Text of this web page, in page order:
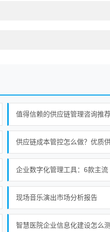
供应链成本管控怎么做？优质
企业数字化管理工具：6款主
现场音乐演出市场分析报告
智慧医院企业信息化建设怎么